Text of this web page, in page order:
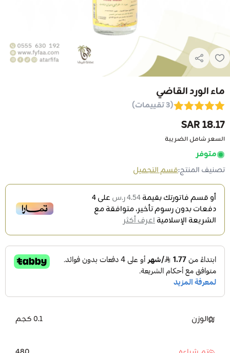
ماء الورد القاضي
(3 تقييمات)
18.17 SAR
السعر شامل الضريبة
متوفر
تصنيف المنتج:قسم التجميل
أو قسم فاتورتك بقيمة4.54 ر.س على4
دفعات بدون رسوم تأخير، متوافقة مع
الشريعة الإسلاميةاعرف أكثر
الوزن 0.1 كجم